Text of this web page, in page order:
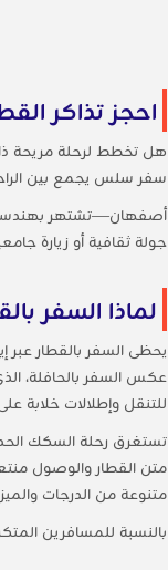
احجز تذاكر
هل تخطط لرحلة مريحة
سفر سلس يجمع بين
أصفهان—تشتهر
جولة ثقافية أو زيارة
لماذا السفر
يحظى السفر بالقطار عبر
عكس السفر بالحافلة،
للتنقل وإطلالات خلابة
متن القطار والوصول
متنوعة من الدرجات
بالنسبة للمسافرين